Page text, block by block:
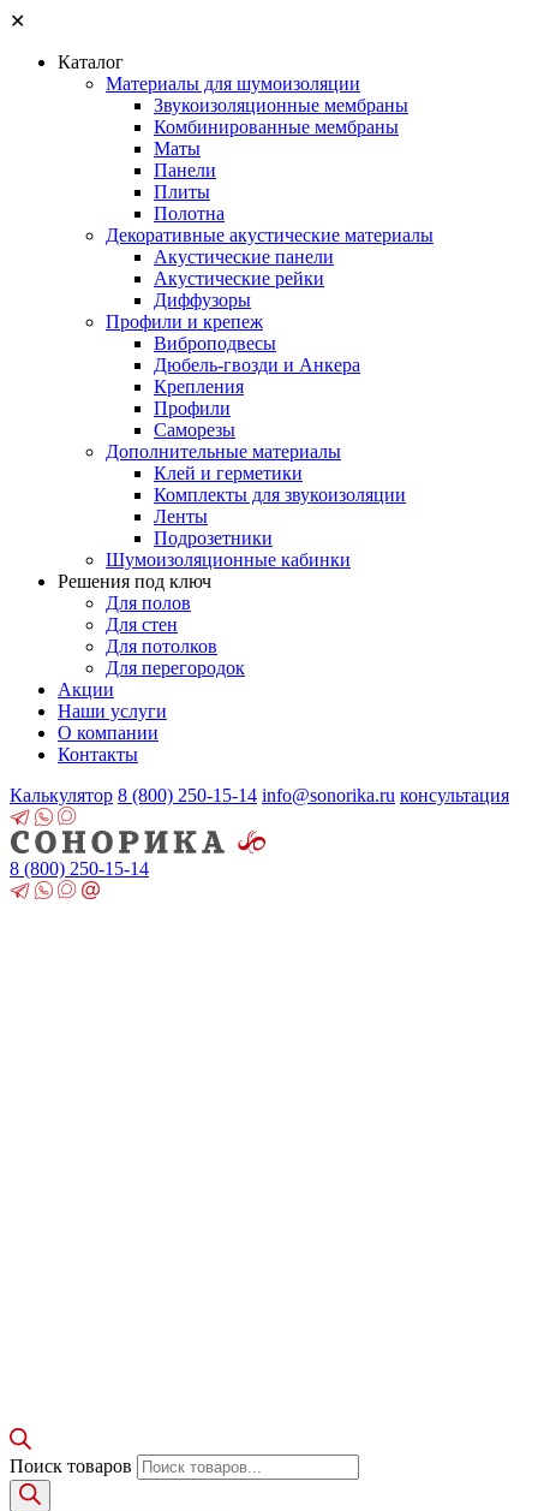
✕
Каталог
Материалы для шумоизоляции
Звукоизоляционные мембраны
Комбинированные мембраны
Маты
Панели
Плиты
Полотна
Декоративные акустические материалы
Акустические панели
Акустические рейки
Диффузоры
Профили и крепеж
Виброподвесы
Дюбель-гвозди и Анкера
Крепления
Профили
Саморезы
Дополнительные материалы
Клей и герметики
Комплекты для звукоизоляции
Ленты
Подрозетники
Шумоизоляционные кабинки
Решения под ключ
Для полов
Для стен
Для потолков
Для перегородок
Акции
Наши услуги
О компании
Контакты
Калькулятор 8 (800) 250-15-14 info@sonorika.ru консультация
8 (800) 250-15-14
Поиск товаров